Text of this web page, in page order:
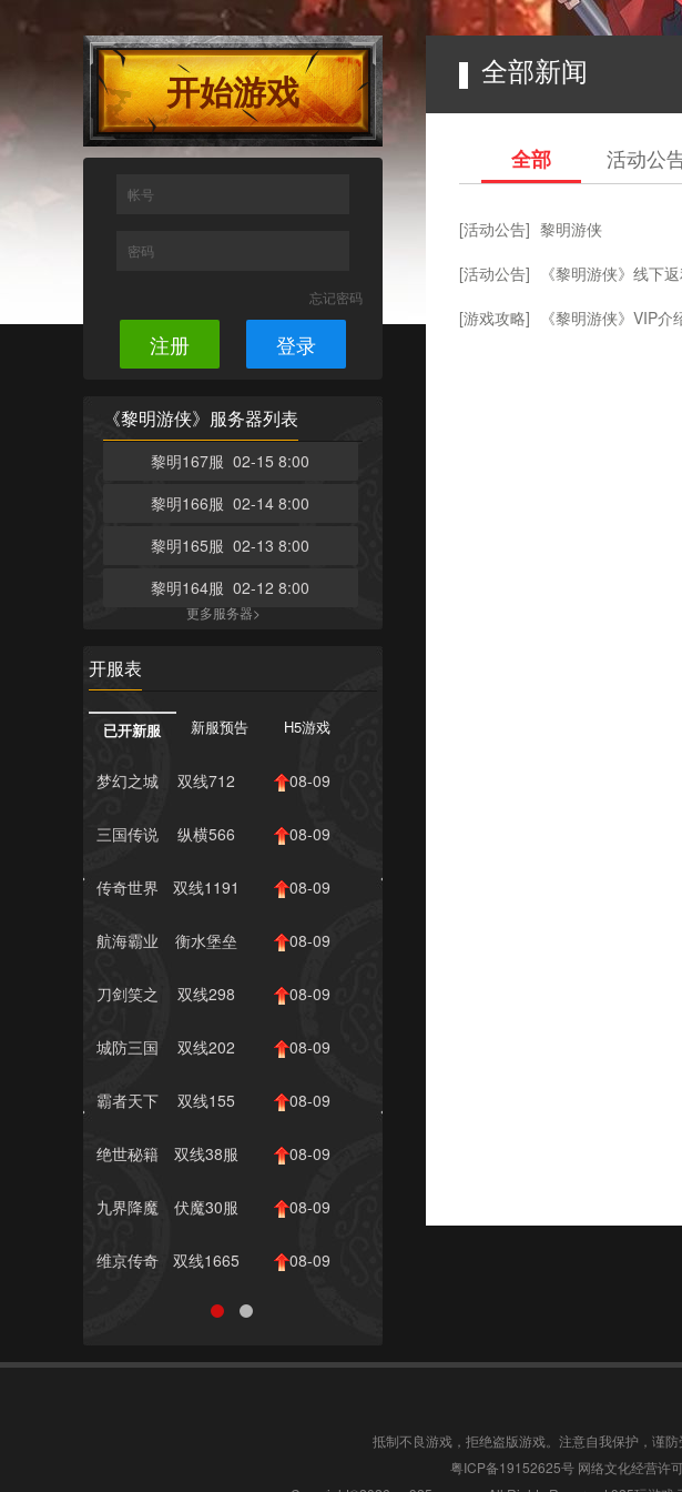
开始游戏
帐号
密码
忘记密码
注册 登录
《黎明游侠》服务器列表
黎明167服 02-15 8:00
黎明166服 02-14 8:00
黎明165服 02-13 8:00
黎明164服 02-12 8:00
更多服务器>
开服表
已开新服 新服预告 H5游戏
梦幻之城
双线712
08-09
三国传说
纵横566
08-09
传奇世界
双线1191
08-09
航海霸业
衡水堡垒
08-09
刀剑笑之
双线298
08-09
城防三国
双线202
08-09
霸者天下
双线155
08-09
绝世秘籍 双线38服
08-09
九界降魔 伏魔30服
08-09
维京传奇
双线1665
08-09
全部新闻
全部 活动公
[活动公告] 黎明游侠
[活动公告]
《黎明游侠》线下
[游戏攻略] 《黎明游侠》VIP介
抵制不良游戏，拒绝盗版游戏。注意自我保护，谨
粤ICP备19152625号 网络文化经营许